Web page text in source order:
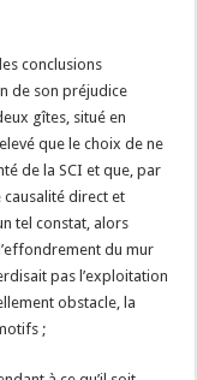
conclusions
de son préjudice
gîtes, situé en
que le choix de ne
de la SCI et que, par
causalité direct et
tel constat, alors
du mur
pas l’exploitation
obstacle, la
;